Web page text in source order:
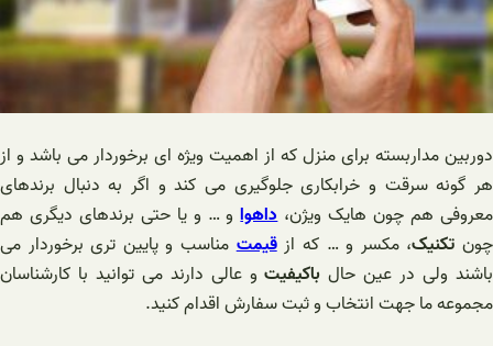
دوربین مداربسته برای منزل که از اهمیت ویژه ای برخوردار می باشد و از
هر گونه سرقت و خرابکاری جلوگیری می کند و اگر به دنبال برندهای
معروفی هم چون هایک ویژن،داهواو … و یا حتی برندهای دیگری هم
چون تکنیک، مکسر و … که ازقیمتمناسب و پایین تری برخوردار می
باشند ولی در عین حال باکیفیتو عالی دارند می توانید با کارشناسان
مجموعه ما جهت انتخاب و ثبت سفارش اقدام کنید.